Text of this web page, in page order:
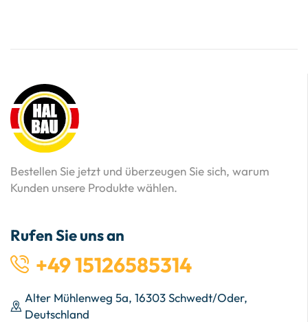
Bestellen Sie jetzt und überzeugen Sie sich, warum
Kunden unsere Produkte wählen.
Rufen Sie uns an
+49 15126585314
Alter Mühlenweg 5a, 16303 Schwedt/Oder,
Deutschland